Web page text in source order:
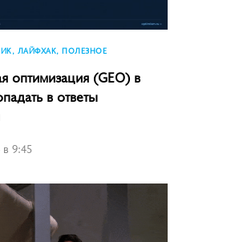
ЛАЙФХАК, ПОЛЕЗНОЕ
оптимизация (GEO) в
в ответы
в 9:45